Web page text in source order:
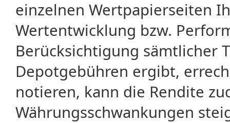
einzelnen Wertpapierseiten
Wertentwicklung bzw.
Berücksichtigung sämtlicher
Depotgebühren ergibt,
notieren, kann die Rendite
Währungsschwankungen